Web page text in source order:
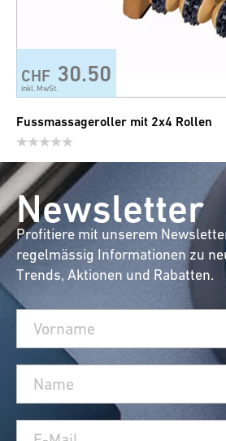
CHF 30.50
inkl. MwSt.
Fussmassageroller mit 2x4 Rollen
Newsletter
Profitiere mit unserem
regelmässig Informationen zu
Trends, Aktionen und Rabatten.